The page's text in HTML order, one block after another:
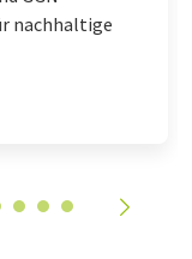
nachhaltige